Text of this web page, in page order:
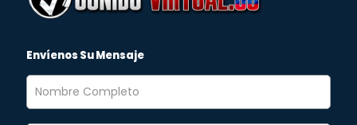
Envíenos Su Mensaje